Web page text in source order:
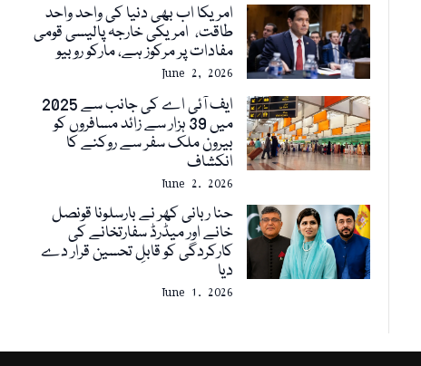
امریکا اب بھی دنیا کی واحد واحد
طاقت، امریکی خارجہ پالیسی قومی
مفادات پر مرکوز ہے، مارکو روبیو
June 2, 2026
ایف آئی اے کی جانب سے 2025
میں 39 ہزار سے زائد مسافروں کو
بیرون ملک سفر سے روکنے کا
انکشاف
June 2, 2026
حنا ربانی کھر نے بارسلونا قونصل
خانے اور میڈرڈ سفارتخانے کی
کارکردگی کو قابلِ تحسین قرار دے
دیا
June 1, 2026